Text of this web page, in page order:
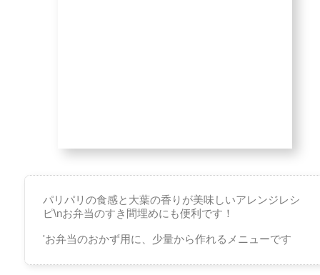
パリパリの食感と大葉の香りが美味しいアレンジレシ
ピ\nお弁当のすき間埋めにも便利です！
'お弁当のおかず用に、少量から作れるメニューです